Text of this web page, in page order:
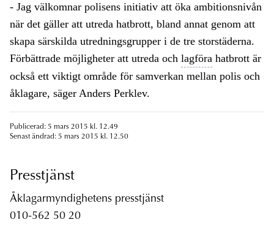
- Jag välkomnar polisens initiativ att öka ambitionsnivån
när det gäller att utreda hatbrott, bland annat genom att
skapa särskilda utredningsgrupper i de tre storstäderna.
Förbättrade möjligheter att utreda och lagföra hatbrott är
också ett viktigt område för samverkan mellan polis och
åklagare, säger Anders Perklev.
Publicerad: 5 mars 2015 kl. 12.49
Senast ändrad: 5 mars 2015 kl. 12.50
Presstjänst
Åklagarmyndighetens presstjänst
010-562 50 20